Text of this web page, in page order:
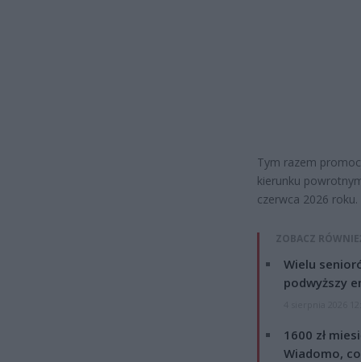
Tym razem
kierunku
czerwca 2026 roku.
ZOBACZ
Wielu
podwyższy
1600 zł
Wiadomo,